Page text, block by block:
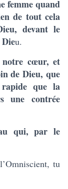
femme quand
de tout cela
devant le
u.
cœur, et
de Dieu, que
que la
une contrée
qui, par le
tu